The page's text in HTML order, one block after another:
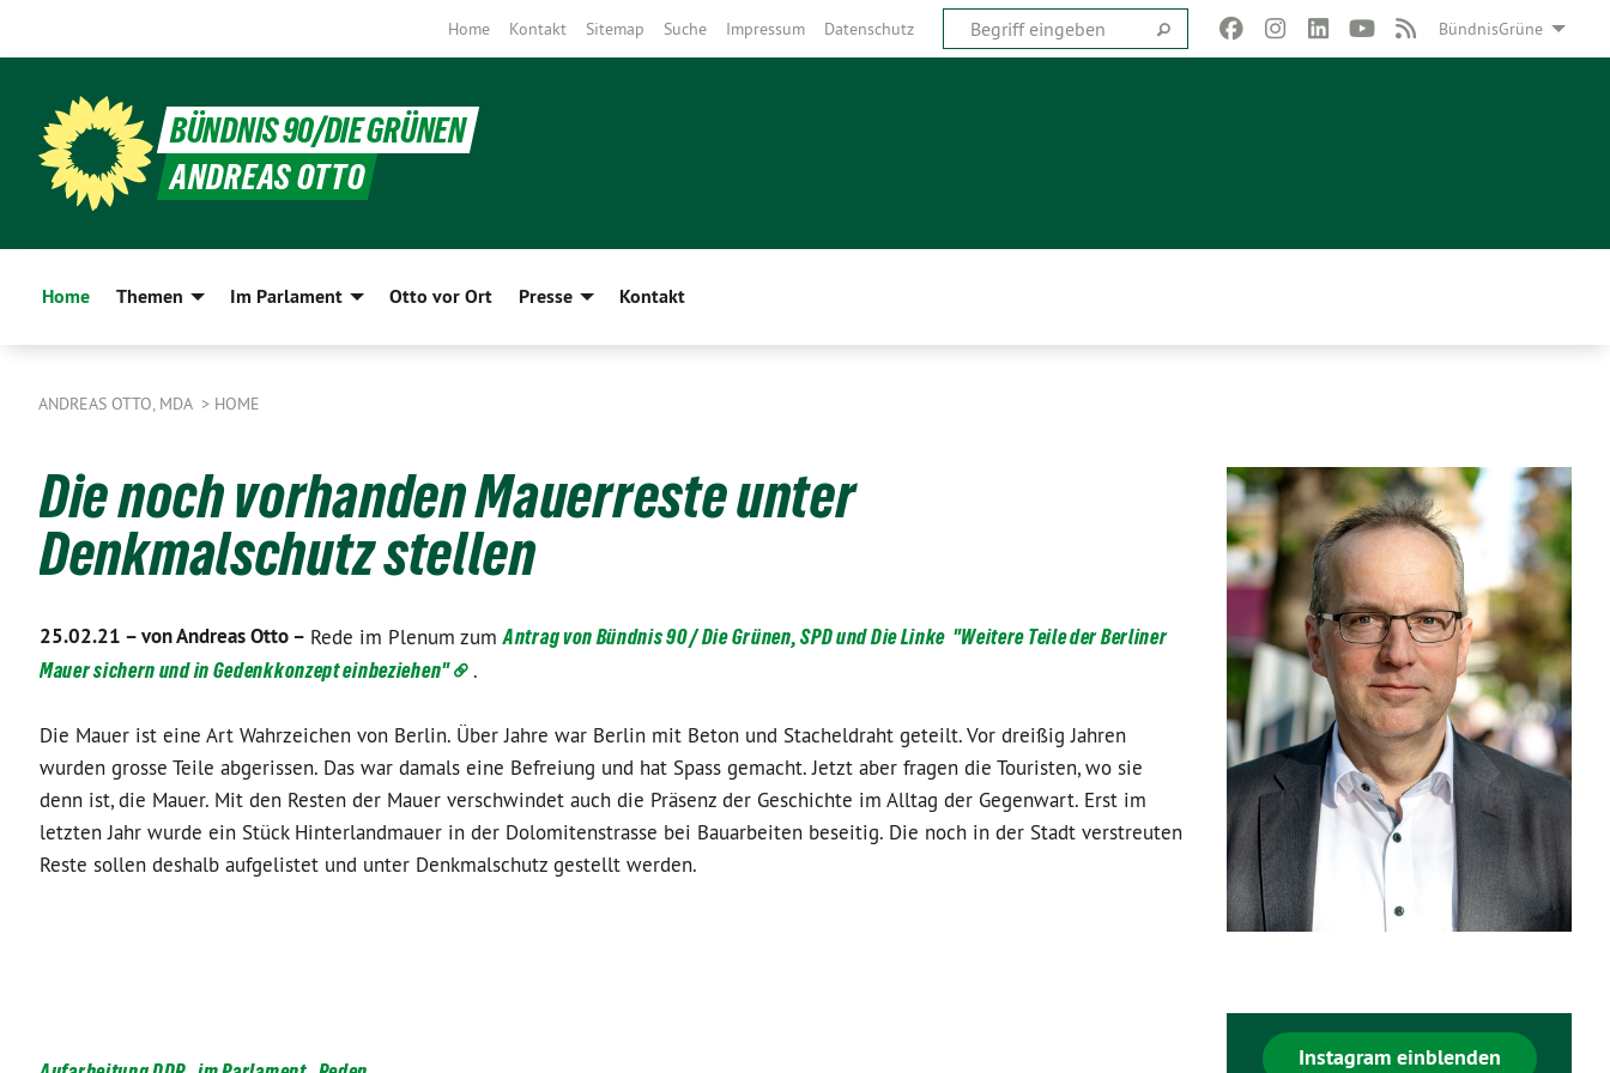
BündnisGrüne
Home Kontakt Sitemap Suche Impressum Datenschutz
BÜNDNIS 90/DIE GRÜNEN
ANDREAS OTTO
Home Themen Im Parlament Otto vor Ort Presse Kontakt
ANDREAS OTTO, MDA HOME
Die noch vorhanden Mauerreste unter
Denkmalschutz stellen
25.02.21 –von Andreas Otto – Rede im Plenum zumAntrag von Bündnis 90 / Die Grünen, SPD und Die Linke "Weitere Teile der Berliner
Mauer sichern und in Gedenkkonzept einbeziehen"
.
Die Mauer ist eine Art Wahrzeichen von Berlin. Über Jahre war Berlin mit Beton und Stacheldraht geteilt. Vor dreißig Jahren
wurden grosse Teile abgerissen. Das war damals eine Befreiung und hat Spass gemacht. Jetzt aber fragen die Touristen, wo sie
denn ist, die Mauer. Mit den Resten der Mauer verschwindet auch die Präsenz der Geschichte im Alltag der Gegenwart. Erst im
letzten Jahr wurde ein Stück Hinterlandmauer in der Dolomitenstrasse bei Bauarbeiten beseitig. Die noch in der Stadt verstreuten
Reste sollen deshalb aufgelistet und unter Denkmalschutz gestellt werden.
Instagram einblenden